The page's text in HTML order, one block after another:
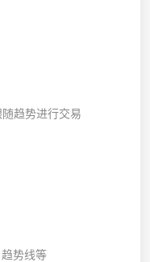
趋势进行交易
势线等